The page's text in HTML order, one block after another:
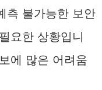
측 불가능한 보안
요한 상황입니
에 많은 어려움